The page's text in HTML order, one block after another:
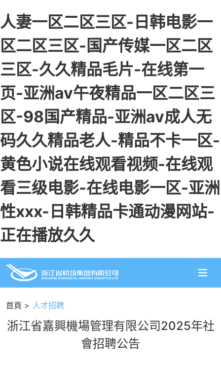
人妻一区二区三区-日韩电影一
区二区三区-国产传媒一区二区
三区-久久精品毛片-在线第一
页-亚洲av午夜精品一区二区三
区-98国产精品-亚洲av成人无
码久久精品老人-精品不卡一区-
黄色小说在线观看视频-在线观
看三级电影-在线电影一区-亚洲
性xxx-日韩精品卡通动漫网站-
正在播放久久
首頁 人才招聘
浙江省嘉興機場管理有限公司2025年社
會招聘公告